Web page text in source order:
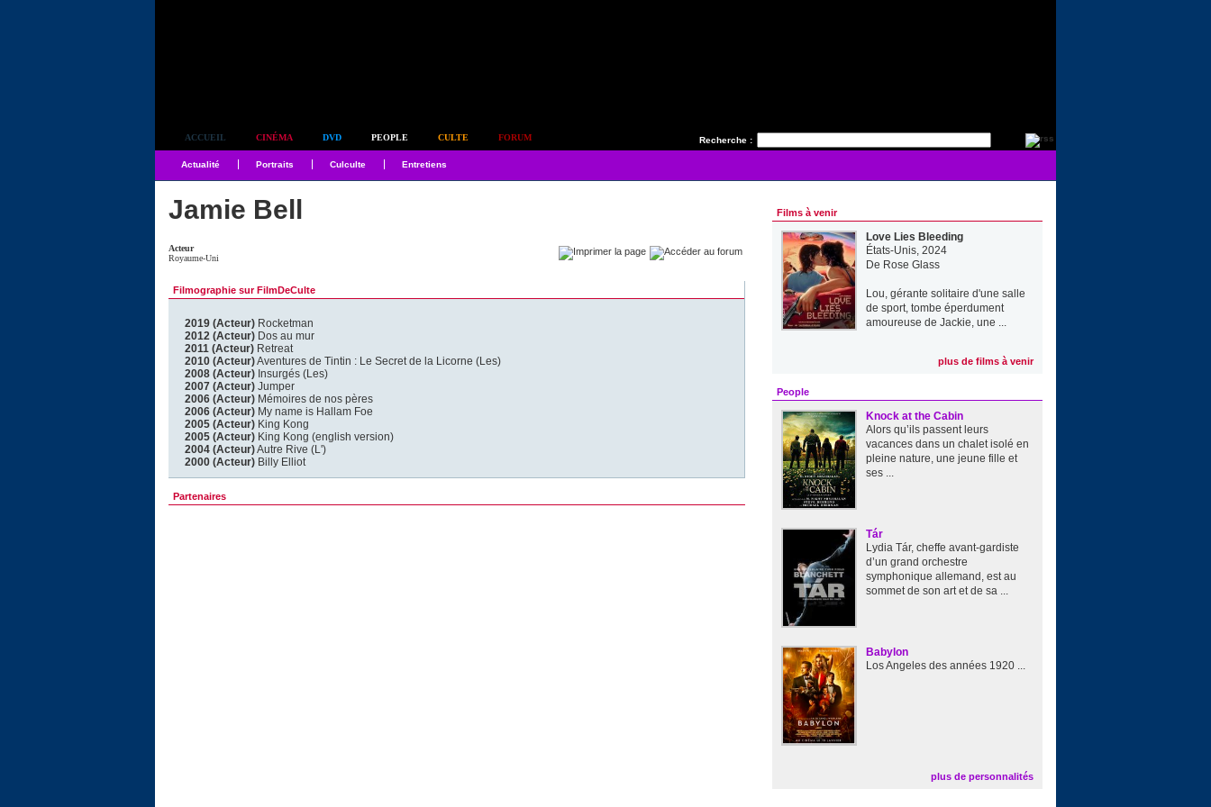
Recherche :
ACCUEIL CINÉMA DVD PEOPLE CULTE FORUM
Actualité Portraits Culculte Entretiens
Jamie Bell
Acteur
Royaume-Uni
Filmographie sur FilmDeCulte
2019 (Acteur) Rocketman
2012 (Acteur) Dos au mur
2011 (Acteur) Retreat
2010 (Acteur)Aventures de Tintin : Le Secret de la Licorne (Les)
2008 (Acteur) Insurgés (Les)
2007 (Acteur) Jumper
2006 (Acteur) Mémoires de nos pères
2006 (Acteur) My name is Hallam Foe
2005 (Acteur) King Kong
2005 (Acteur) King Kong (english version)
2004 (Acteur)Autre Rive (L')
2000 (Acteur) Billy Elliot
Partenaires
Films à venir
Love Lies Bleeding
États-Unis, 2024
De Rose Glass
Lou, gérante solitaire d'une salle
de sport, tombe éperdument
amoureuse de Jackie, une ...
plus de films à venir
People
Knock at the Cabin
Alors qu’ils passent leurs
vacances dans un chalet isolé en
pleine nature, une jeune fille et
ses ...
Tár
Lydia Tár, cheffe avant-gardiste
d’un grand orchestre
symphonique allemand, est au
sommet de son art et de sa ...
Babylon
Los Angeles des années 1920 ...
plus de personnalités